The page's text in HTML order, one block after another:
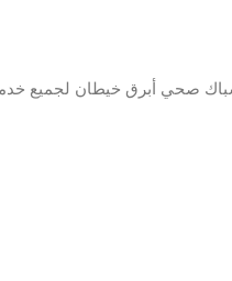
صحي أبرق خيطان لجميع